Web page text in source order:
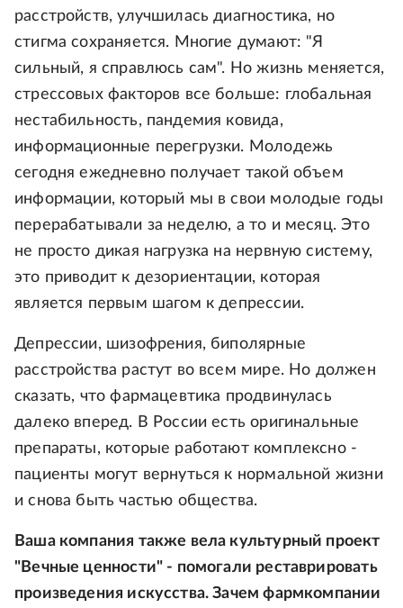
расстройств, улучшилась диагностика, но
стигма сохраняется. Многие думают: "Я
сильный, я справлюсь сам". Но жизнь меняется,
стрессовых факторов все больше: глобальная
нестабильность, пандемия ковида,
информационные перегрузки. Молодежь
сегодня ежедневно получает такой объем
информации, который мы в свои молодые годы
перерабатывали за неделю, а то и месяц. Это
не просто дикая нагрузка на нервную систему,
это приводит к дезориентации, которая
является первым шагом к депрессии.
Депрессии, шизофрения, биполярные
расстройства растут во всем мире. Но должен
сказать, что фармацевтика продвинулась
далеко вперед. В России есть оригинальные
препараты, которые работают комплексно -
пациенты могут вернуться к нормальной жизни
и снова быть частью общества.
Ваша компания также вела культурный проект
"Вечные ценности" - помогали реставрировать
произведения искусства. Зачем фармкомпании